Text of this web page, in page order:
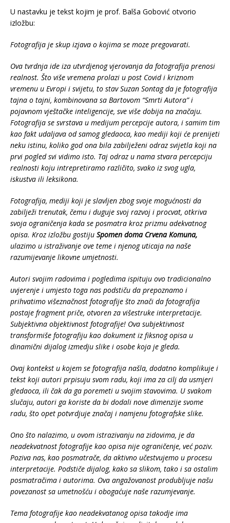
U nastavku je tekst kojim je prof. Balša Gobović otvorio
izložbu:
Fotografija je skup izjava o kojima se moze pregovarati.
Ova tvrdnja ide iza utvrdjenog vjerovanja da fotografija prenosi
realnost. Što više vremena prolazi u post Covid i kriznom
vremenu u Evropi i svijetu, to stav Suzan Sontag da je fotografija
tajna o tajni, kombinovana sa Bartovom “Smrti Autora” i
pojavnom vještačke inteligencije, sve više dobija na značaju.
Fotografija se svrstava u medijum percepcije autora, i samim tim
kao fakt udaljava od samog gledaoca, kao mediji koji će prenijeti
neku istinu, koliko god ona bila zabilježeni odraz svijetla koji na
prvi pogled svi vidimo isto. Taj odraz u nama stvara percepciju
realnosti koju intrepretiramo različito, svako iz svog ugla,
iskustva ili leksikona.
Fotografija, mediji koji je slavljen zbog svoje mogućnosti da
zabilježi trenutak, čemu i duguje svoj razvoj i procvat, otkriva
svoja ograničenja kada se posmatra kroz prizmu adekvatnog
opisa. Kroz izložbu gostiju Spomen doma Crvena Komuna,
ulazimo u istraživanje ove teme i njenog uticaja na naše
razumijevanje likovne umjetnosti.
Autori svojim radovima i pogledima ispituju ovo tradicionalno
uvjerenje i umjesto toga nas podstiču da prepoznamo i
prihvatimo višeznačnost fotografije što znači da fotografija
postaje fragment priče, otvoren za višestruke interpretacije.
Subjektivna objektivnost fotografije! Ova subjektivnost
transformiše fotografiju kao dokument iz fiksnog opisa u
dinamični dijalog izmedju slike i osobe koja je gleda.
Ovaj kontekst u kojem se fotografija našla, dodatno komplikuje i
tekst koji autori prpisuju svom radu, koji ima za cilj da usmjeri
gledaoca, ili čak da ga poremeti u svojim stavovima. U svakom
slučaju, autori ga koriste da bi dodali nove dimenzije svome
radu, što opet potvrdjuje značaj i namjenu fotografske slike.
Ono što nalazimo, u ovom istrazivanju na zidovima, je da
neadekvatnost fotografije kao opisa nije ograničenje, već poziv.
Poziva nas, kao posmatrače, da aktivno učestvujemo u procesu
interpretacije. Podstiče dijalog, kako sa slikom, tako i sa ostalim
posmatračima i autorima. Ova angažovanost produbljuje našu
povezanost sa umetnošću i obogaćuje naše razumjevanje.
Tema fotografije kao neadekvatanog opisa takodje ima